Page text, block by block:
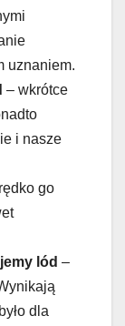
uznaniem.
– wkrótce
i nasze
go
lód –
dla